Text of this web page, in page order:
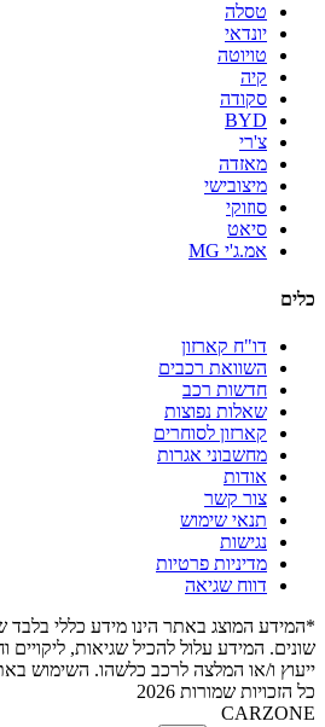
טסלה
יונדאי
טויוטה
קיה
סקודה
BYD
צ'רי
מאזדה
מיצובישי
סוזוקי
סיאט
אמ.ג'י MG
כלים
דו"ח קארזון
השוואת רכבים
חדשות רכב
שאלות נפוצות
קארזון לסוחרים
מחשבוני אגרות
אודות
צור קשר
תנאי שימוש
נגישות
מדיניות פרטיות
דווח שגיאה
*המידע המוצג באתר הינו מידע כללי בלבד
שונים. המידע עלול להכיל שגיאות, ליקויים
ייעוץ ו/או המלצה לרכב כלשהו. השימוש
כל הזכויות שמורות 2026
CARZONE